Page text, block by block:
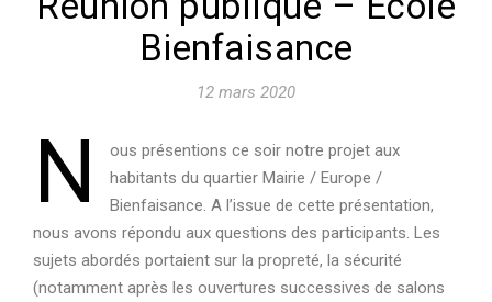
Bienfaisance
12 mars 2020
N
ous présentions ce soir notre projet aux
habitants du quartier Mairie / Europe /
Bienfaisance. A l’issue de cette présentation,
nous avons répondu aux questions des participants. Les
sujets abordés portaient sur la propreté, la sécurité
(notamment après les ouvertures successives de salons